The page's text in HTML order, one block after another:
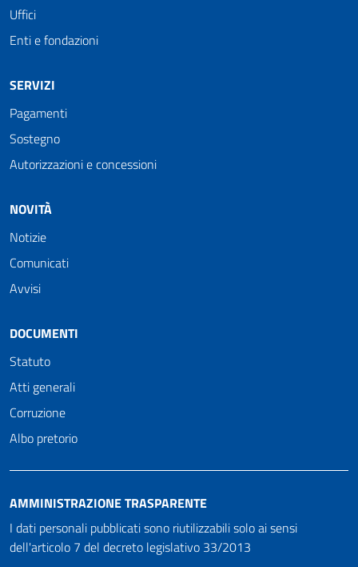
Uffici
Enti e fondazioni
SERVIZI
Pagamenti
Sostegno
Autorizzazioni e concessioni
NOVITÀ
Notizie
Comunicati
Avvisi
DOCUMENTI
Statuto
Atti generali
Corruzione
Albo pretorio
AMMINISTRAZIONE TRASPARENTE
I dati personali pubblicati sono riutilizzabili solo ai sensi
dell'articolo 7 del decreto legislativo 33/2013